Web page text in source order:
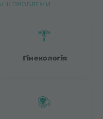
ПРОБЛЕМИ
Гінекологія